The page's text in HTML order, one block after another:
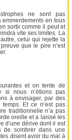
ne sont pas
en tous
sortir comme il peut et
vite ses limites. La
celui qui rejette la
que le pire n’est
et on tente de
si nous n’étions pas
à envisager, par des
Et ce n’est pas
traditionnelle n’a pas
oreille et a laissé les
d’une dérive dont il est
de sombrer dans une
disent avoir du mal à